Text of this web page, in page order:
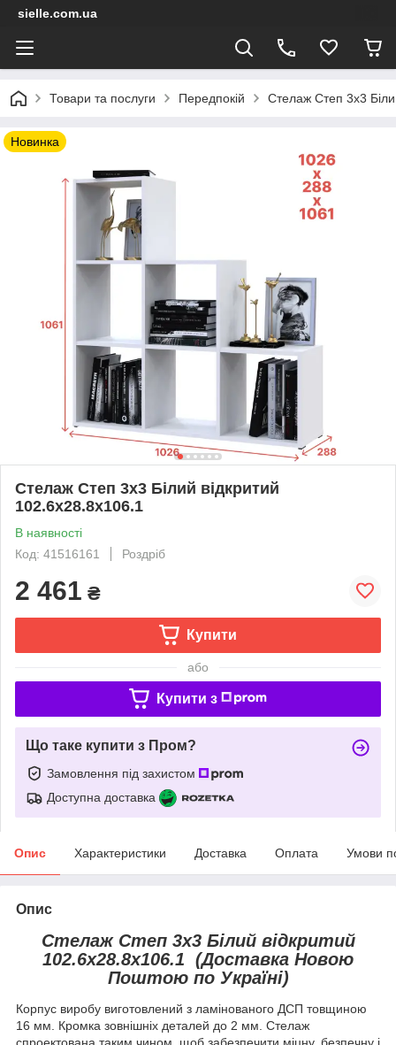
sielle.com.ua
Товари та послуги Передпокій Стелаж Степ 3х3
Новинка
Стелаж Степ 3х3 Білий відкритий
102.6х28.8х106.1
В наявності
Код: 41516161
Роздріб
2 461 ₴
Купити
або
Купити з
Що таке купити з Пром?
Замовлення під захистом
Доступна доставка
Опис Характеристики Доставка Оплата Умови
Опис
Стелаж Степ 3х3 Білий відкритий
102.6х28.8х106.1 (Доставка Новою
Поштою по Україні)
Корпус виробу виготовлений з ламінованого ДСП товщиною
16 мм. Кромка зовнішніх деталей до 2 мм. Стелаж